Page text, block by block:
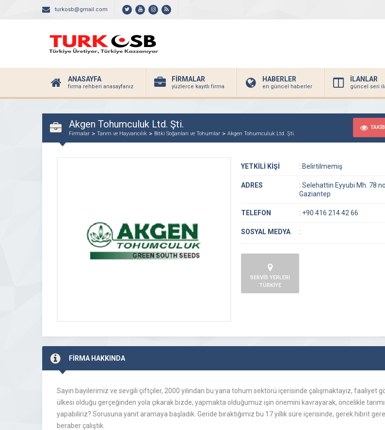
turkosb@gmail.com
ANASAYFA
firma rehberi anasayfanız
FİRMALAR
yüzlerce kayıtlı firma
HABERLER
en güncel haberler
İLANLAR
güncel seri
Akgen Tohumculuk Ltd. Şti.
Firmalar Tarım ve Hayvancılık Bitki Soğanları ve Tohumlar Akgen Tohumculuk Ltd. Şti.
YETKİLİ KİŞİ : Belirtilmemiş
ADRES : Selehattin Eyyubi Mh. 78
Gaziantep
TELEFON : +90 416 214 42 66
SOSYAL MEDYA :
SERVİS YERLERİ
TÜRKİYE
FİRMA HAKKINDA
Sayın bayilerimiz ve sevgili çiftçiler, 2000 yılından bu yana tohum sektörü içerisinde çalışmaktayız, faaliyet
ülkesi olduğu gerçeğinden yola çıkarak bizde, yapmakta olduğumuz işin önemini kavrayarak, öncelikle
yapabiliriz? Sorusuna yanıt aramaya başladık. Geride bıraktığımız bu 17 yıllık süre içerisinde, gerek hibrit
beraber çalıştık.